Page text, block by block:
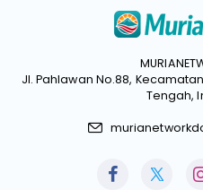
Jl. Pahlawan No.88,
Tengah,